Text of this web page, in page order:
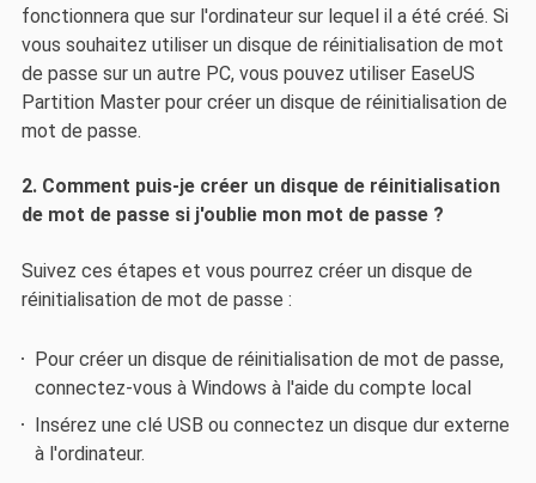
fonctionnera que sur l'ordinateur sur lequel il a été créé. Si
vous souhaitez utiliser un disque de réinitialisation de mot
de passe sur un autre PC, vous pouvez utiliser EaseUS
Partition Master pour créer un disque de réinitialisation de
mot de passe.
2. Comment puis-je créer un disque de réinitialisation
de mot de passe si j'oublie mon mot de passe ?
Suivez ces étapes et vous pourrez créer un disque de
réinitialisation de mot de passe :
Pour créer un disque de réinitialisation de mot de passe,
connectez-vous à Windows à l'aide du compte local
Insérez une clé USB ou connectez un disque dur externe
à l'ordinateur.